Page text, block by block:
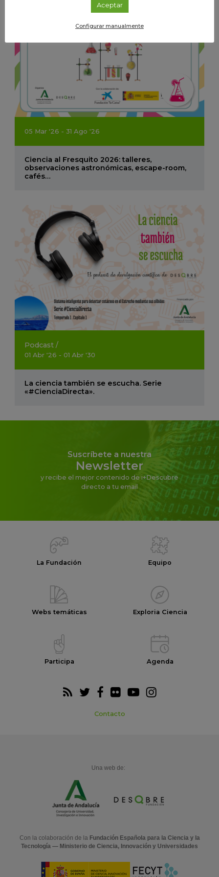
05 Mar '26 - 31 Ago '26
Ciencia al Fresquito 2026: talleres,
observaciones astronómicas, escape-room,
cafés…
Podcast /
01 Abr '26 - 01 Abr '30
La ciencia también se escucha. Serie
«#CienciaDirecta».
Suscríbete a nuestra
Newsletter
y recibe el mejor contenido de i+Descubre
directo a tu email
La Fundación Equipo
Webs temáticas Exploria Ciencia
Participa Agenda
Contacto
Una web de:
Con la colaboración de la Fundación Española para la Ciencia y la
Tecnología — Ministerio de Ciencia, Innovación y Universidades
Aceptar
Configurar manualmente